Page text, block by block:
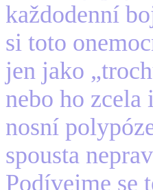
každodenní
si toto
jen jako
nebo ho zcela
nosní
spousta
Podívejme se